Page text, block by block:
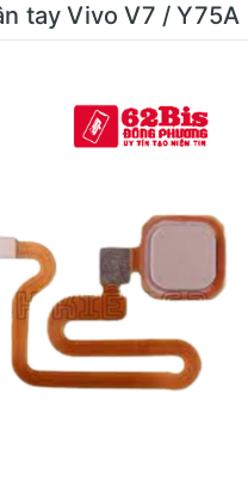
tay Vivo V7 / Y75A